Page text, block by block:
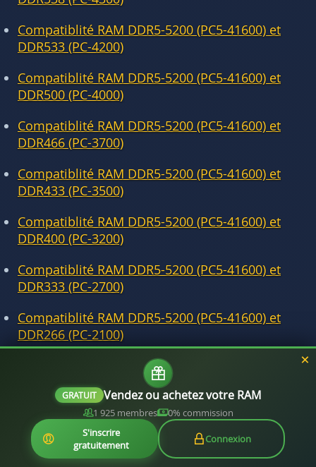
Compatiblité RAM DDR5-5200 (PC5-41600) et
DDR533 (PC-4200)
Compatiblité RAM DDR5-5200 (PC5-41600) et
DDR500 (PC-4000)
Compatiblité RAM DDR5-5200 (PC5-41600) et
DDR466 (PC-3700)
Compatiblité RAM DDR5-5200 (PC5-41600) et
DDR433 (PC-3500)
Compatiblité RAM DDR5-5200 (PC5-41600) et
DDR400 (PC-3200)
Compatiblité RAM DDR5-5200 (PC5-41600) et
DDR333 (PC-2700)
Compatiblité RAM DDR5-5200 (PC5-41600) et
DDR266 (PC-2100)
Compatiblité RAM DDR5-5200 (PC5-41600) et
DDR200 (PC-1600)
GRATUIT Vendez ou achetez votre RAM
1 925 membres
0% commission
S'inscrire
gratuitement
Connexion